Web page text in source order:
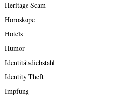
Heritage Scam
Horoskope
Hotels
Humor
Identitätsdiebstahl
Identity Theft
Impfung